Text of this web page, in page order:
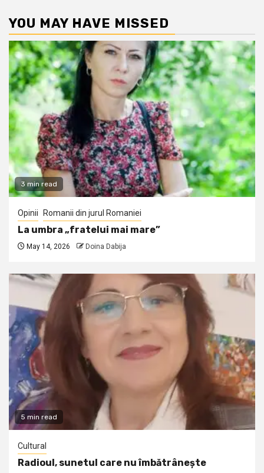
YOU MAY HAVE MISSED
3 min read
Opinii Romanii din jurul Romaniei
La umbra „fratelui mai mare”
May 14, 2026 Doina Dabija
5 min read
Cultural
Radioul, sunetul care nu îmbătrânește